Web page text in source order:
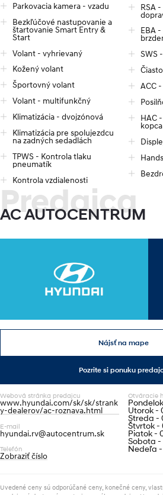
Parkovacia kamera - vzadu
Bezkľúčové nastupovanie a
štartovanie Smart Entry &
Start
Volant - vyhrievaný
Kožený volant
Športovný volant
Volant - multifunkčný
Klimatizácia - dvojzónová
Klimatizácia pre spolujezdcu
na zadných sedadlách
TPWS - Kontrola tlaku
pneumatík
Kontrola vzdialenosti
RSA
EBA
SWS
ACC
HAC
kopca
Predajca
AC AUTOCENTRUM
Nájsť na mape
Pozrite si ponuku
Webová stránka predajcu
www.hyundai.com/sk/sk/strank
y-dealerov/ac-roznava.html
E-mail
hyundai.rv@autocentrum.sk
Telefón
Zobraziť číslo
Otváracie
Utorok -
Streda -
Štvrtok -
Piatok -
Sobota
Nedeľa
Uvedené ceny sú odporúčané ceny, konečné ceny,